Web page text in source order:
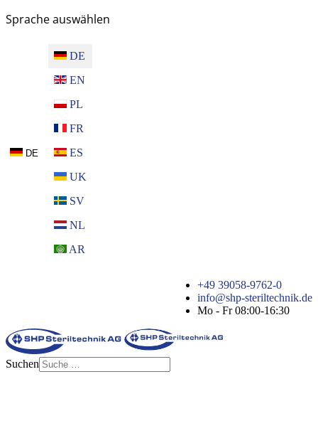
Sprache auswählen
DE
DE
EN
PL
FR
ES
UK
SV
NL
AR
+49 39058-9762-0
info@shp-steriltechnik.de
Mo - Fr 08:00-16:30
Suchen